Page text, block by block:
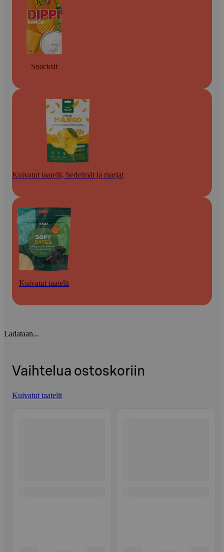
Snacksit
Kuivatut taatelit, hedelmät ja marjat
Kuivatut taatelit
Ladataan...
Vaihtelua ostoskoriin
Kuivatut taatelit